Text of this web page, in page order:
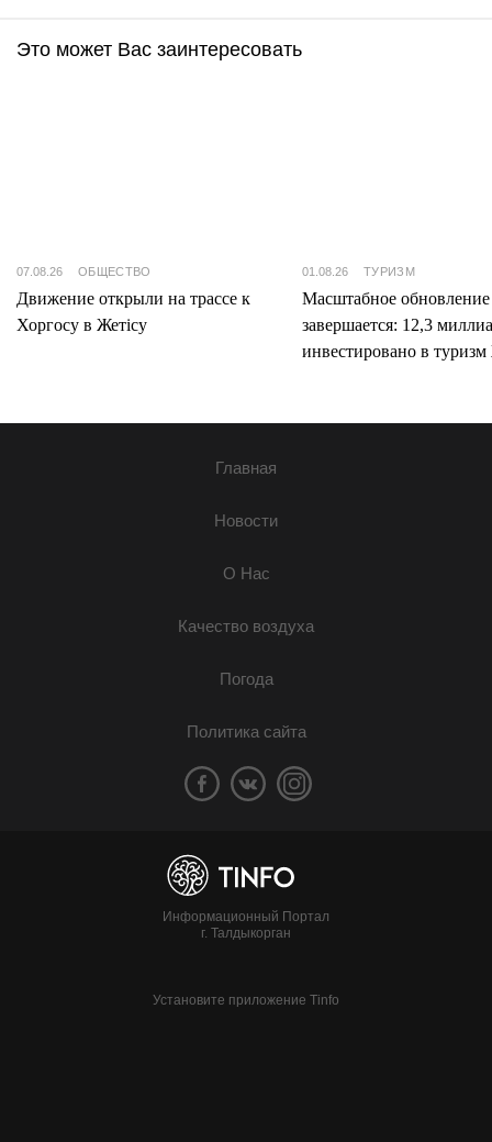
Это может Вас заинтересовать
07.08.26 ОБЩЕСТВО
Движение открыли на трассе к
Хоргосу в Жетісу
01.08.26 ТУРИЗМ
Масштабное
завершается: 12,3
инвестировано в туризм
Главная
Новости
О Нас
Качество воздуха
Погода
Политика сайта
Информационный Портал
г. Талдыкорган
Установите приложение Tinfo